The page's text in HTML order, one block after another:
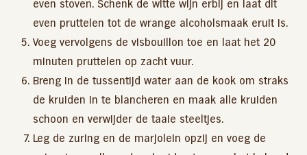
even stoven. Schenk de witte wijn erbij en laat dit
even pruttelen tot de wrange alcoholsmaak eruit is.
Voeg vervolgens de visbouillon toe en laat het 20
minuten pruttelen op zacht vuur.
Breng in de tussentijd water aan de kook om straks
de kruiden in te blancheren en maak alle kruiden
schoon en verwijder de taaie steeltjes.
Leg de zuring en de marjolein opzij en voeg de